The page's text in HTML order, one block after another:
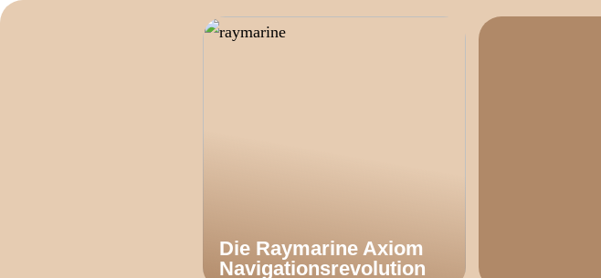
Die Raymarine Axiom
Navigationsrevolution